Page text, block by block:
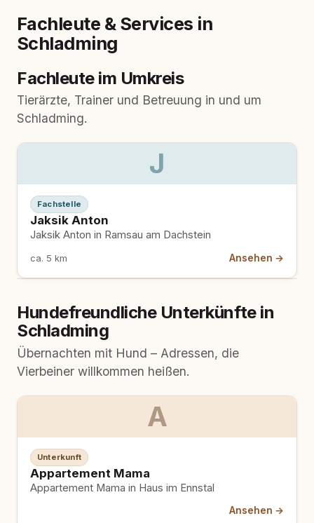
Fachleute & Services in
Schladming
Fachleute im Umkreis
Tierärzte, Trainer und Betreuung in und um
Schladming.
J
Fachstelle
Jaksik Anton
Jaksik Anton in Ramsau am Dachstein
ca. 5 km Ansehen →
Hundefreundliche Unterkünfte in
Schladming
Übernachten mit Hund – Adressen, die
Vierbeiner willkommen heißen.
A
Unterkunft
Appartement Mama
Appartement Mama in Haus im Ennstal
Ansehen →